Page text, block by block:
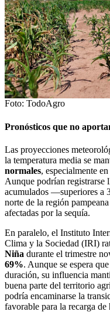
Foto: TodoAgro
Pronósticos que no
Las proyecciones
la temperatura media se
normales, especialmente
Aunque podrían registrarse
acumulados —superiores a
norte de la región
afectadas por la sequía.
En paralelo, el Instituto
Clima y la Sociedad (IRI)
Niña durante el trimestre
69%. Aunque se espera
duración, su influencia
buena parte del territorio
podría encaminarse la
favorable para la recarga de